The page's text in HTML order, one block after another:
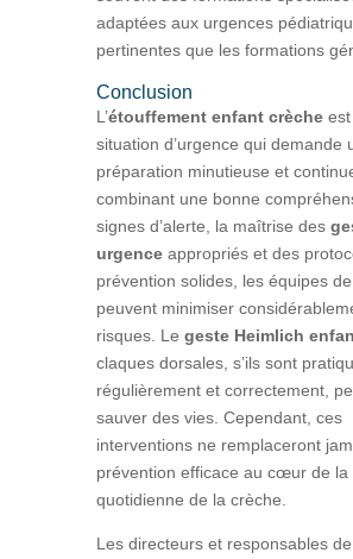
adaptées aux urgences
pertinentes que les formations
Conclusion
L’étouffement enfant crècheest
situation d’urgence qui demande
préparation minutieuse et
combinant une bonne
signes d’alerte, la maîtrise des
urgenceappropriés et des
prévention solides, les équipes
peuvent minimiser
risques. Le geste Heimlich
claques dorsales, s’ils sont
régulièrement et correctement,
sauver des vies. Cependant, ces
interventions ne remplaceront
prévention efficace au cœur de la
quotidienne de la crèche.
Les directeurs et responsables